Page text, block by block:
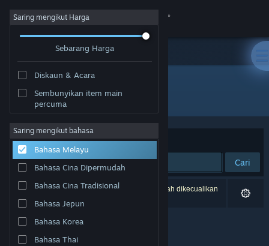
Sign in
Tentang
Sokongan
Ubah bahasa
Dapatkan Steam Mobile App
Lihat laman web desktop
Saring mengikut Harga
Sebarang Harga
Diskaun & Acara
Sembunyikan item main
percuma
Saring mengikut bahasa
Bahasa Melayu
Bahasa Cina Dipermudah
Bahasa Cina Tradisional
Bahasa Jepun
Bahasa Korea
Bahasa Thai
Penerbit: Hont
Susun mengikut Perkaitan
Cari
0 hasil sepadan dengan carian anda. 2 tajuk telah dikecualikan
berdasarkan pilihan anda.